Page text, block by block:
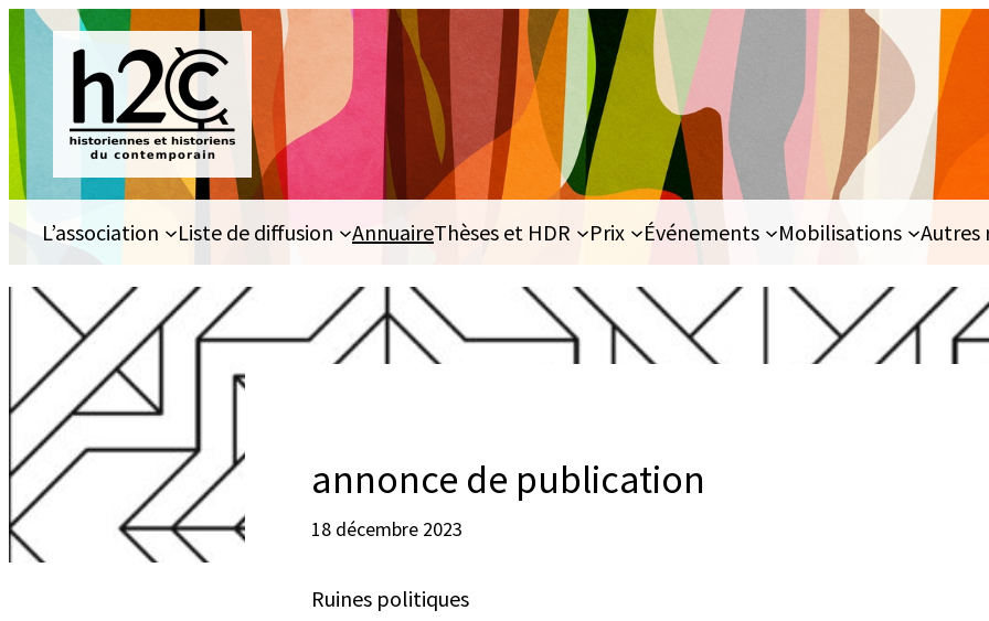
Aller
au
contenu
L’association Liste de diffusion AnnuaireThèses et HDR Prix Événements Mobilisations Autres
annonce de publication
18 décembre 2023
Ruines politiques